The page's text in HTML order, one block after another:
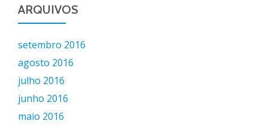
ARQUIVOS
setembro 2016
agosto 2016
julho 2016
junho 2016
maio 2016